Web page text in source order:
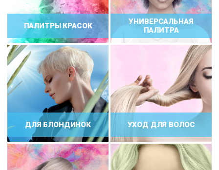
ПАЛИТРЫ КРАСОК
УНИВЕРСАЛЬНАЯ
ПАЛИТРА
ДЛЯ БЛОНДИНОК УХОД ДЛЯ ВОЛОС